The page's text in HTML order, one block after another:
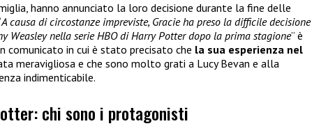
hanno annunciato la loro decisione durante la fine delle
A causa di circostanze impreviste, Gracie ha preso la difficile decisione
Weasley nella serie HBO di Harry Potter dopo la prima stagione” è
comunicato in cui è stato precisato che la sua esperienza nel
meravigliosa e che sono molto grati a Lucy Bevan e alla
indimenticabile.
chi sono i protagonisti